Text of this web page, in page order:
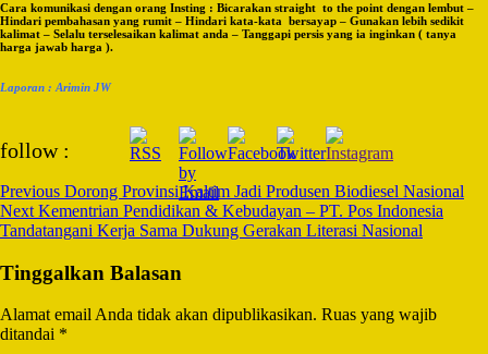
Cara komunikasi dengan orang Insting : Bicarakan straight to the point dengan lembut –
Hindari pembahasan yang rumit – Hindari kata-kata bersayap – Gunakan lebih sedikit
kalimat – Selalu terselesaikan kalimat anda – Tanggapi persis yang ia inginkan ( tanya
harga jawab harga ).
Laporan : Arimin JW
follow :
Navigation
Previous Dorong Provinsi Kaltim Jadi Produsen Biodiesel Nasional
Next Kementrian Pendidikan & Kebudayan – PT. Pos Indonesia
Tandatangani Kerja Sama Dukung Gerakan Literasi Nasional
Tinggalkan Balasan
Alamat email Anda tidak akan dipublikasikan. Ruas yang wajib
ditandai *